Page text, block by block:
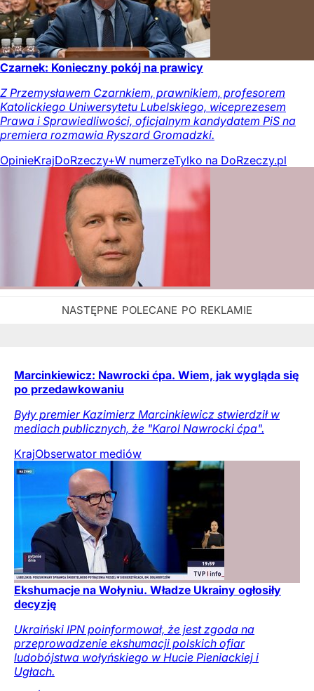
Czarnek: Konieczny pokój na prawicy
Z Przemysławem Czarnkiem, prawnikiem, profesorem
Katolickiego Uniwersytetu Lubelskiego, wiceprezesem
Prawa i Sprawiedliwości, oficjalnym kandydatem PiS na
premiera rozmawia Ryszard Gromadzki.
OpinieKrajDoRzeczy+W numerzeTylko na DoRzeczy.pl
Marcinkiewicz: Nawrocki ćpa. Wiem, jak wygląda się
po przedawkowaniu
Były premier Kazimierz Marcinkiewicz stwierdził w
mediach publicznych, że "Karol Nawrocki ćpa".
KrajObserwator mediów
Ekshumacje na Wołyniu. Władze Ukrainy ogłosiły
decyzję
Ukraiński IPN poinformował, że jest zgoda na
przeprowadzenie ekshumacji polskich ofiar
ludobójstwa wołyńskiego w Hucie Pieniackiej i
Ugłach.